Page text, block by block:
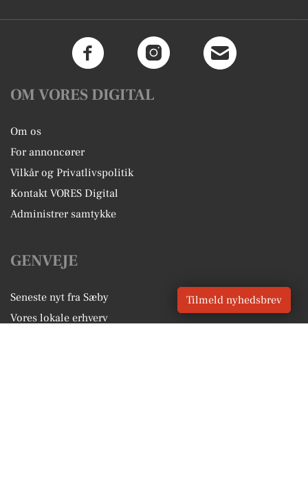
OM VORES DIGITAL
Om os
For annoncører
Vilkår og Privatlivspolitik
Kontakt VORES Digital
Administrer samtykke
GENVEJE
Seneste nyt fra Sæby
Vores lokale erhverv
Tilmeld nyhedsbrev